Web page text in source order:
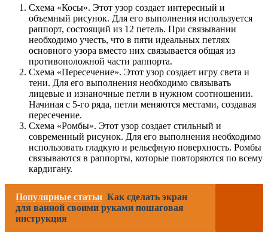
Схема «Косы». Этот узор создает интересный и
объемный рисунок. Для его выполнения используется
раппорт, состоящий из 12 петель. При связывании
необходимо учесть, что в пяти идеальных петлях
основного узора вместо них связывается общая из
противоположной части раппорта.
Схема «Пересечение». Этот узор создает игру света и
тени. Для его выполнения необходимо связывать
лицевые и изнаночные петли в нужном соотношении.
Начиная с 5-го ряда, петли меняются местами, создавая
пересечение.
Схема «Ромбы». Этот узор создает стильный и
современный рисунок. Для его выполнения необходимо
использовать гладкую и рельефную поверхность. Ромбы
связываются в раппорты, которые повторяются по всему
кардигану.
Популярные статьи Как сделать экран
для ванной своими руками пошаговая
инструкция